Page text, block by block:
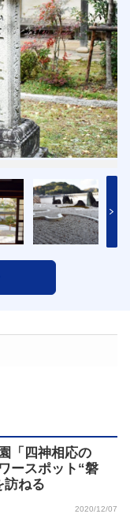
「四神相応の
ースポット“磐
ねる
2020/12/07